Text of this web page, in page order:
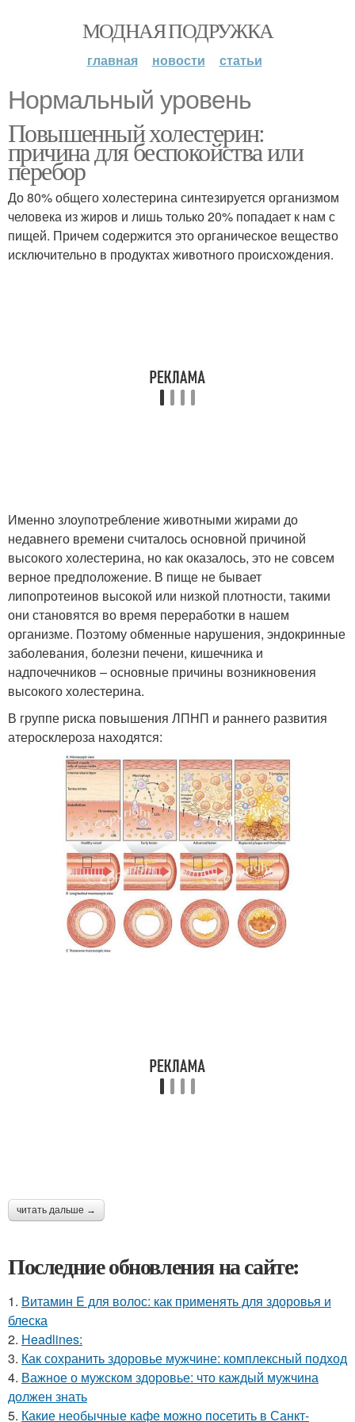
МОДНАЯ ПОДРУЖКА
главная новости статьи
Нормальный уровень
Повышенный холестерин:
причина для беспокойства или
перебор
До 80% общего холестерина синтезируется организмом
человека из жиров и лишь только 20% попадает к нам с
пищей. Причем содержится это органическое вещество
исключительно в продуктах животного происхождения.
Именно злоупотребление животными жирами до
недавнего времени считалось основной причиной
высокого холестерина, но как оказалось, это не совсем
верное предположение. В пище не бывает
липопротеинов высокой или низкой плотности, такими
они становятся во время переработки в нашем
организме. Поэтому обменные нарушения, эндокринные
заболевания, болезни печени, кишечника и
надпочечников – основные причины возникновения
высокого холестерина.
В группе риска повышения ЛПНП и раннего развития
атеросклероза находятся:
читать дальше →
Последние обновления на сайте:
1. Витамин E для волос: как применять для здоровья и
блеска
2. Headlines:
3. Как сохранить здоровье мужчине: комплексный подход
4. Важное о мужском здоровье: что каждый мужчина
должен знать
5. Какие необычные кафе можно посетить в Санкт-